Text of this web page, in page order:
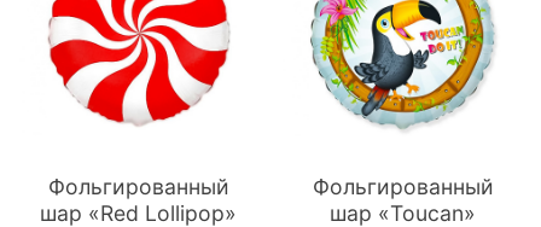
Фольгированный
шар «Red Lollipop»
Фольгированный
шар «Toucan»